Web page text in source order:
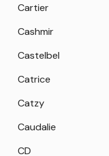
Cartier
Cashmir
Castelbel
Catrice
Catzy
Caudalie
CD